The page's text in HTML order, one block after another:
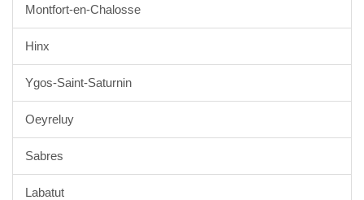
Montfort-en-Chalosse
Hinx
Ygos-Saint-Saturnin
Oeyreluy
Sabres
Labatut